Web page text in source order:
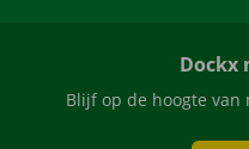
Dockx
Blijf op de hoogte